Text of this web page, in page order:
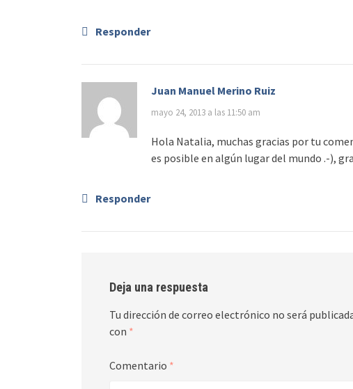
Responder
Juan Manuel Merino Ruiz
mayo 24, 2013 a las 11:50 am
Hola Natalia, muchas gracias por tu
es posible en algún lugar del mundo .-),
Responder
Deja una respuesta
Tu dirección de correo electrónico no será
con *
Comentario *